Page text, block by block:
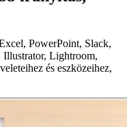
PowerPoint, Slack,
Illustrator, Lightroom,
és eszközeihez,